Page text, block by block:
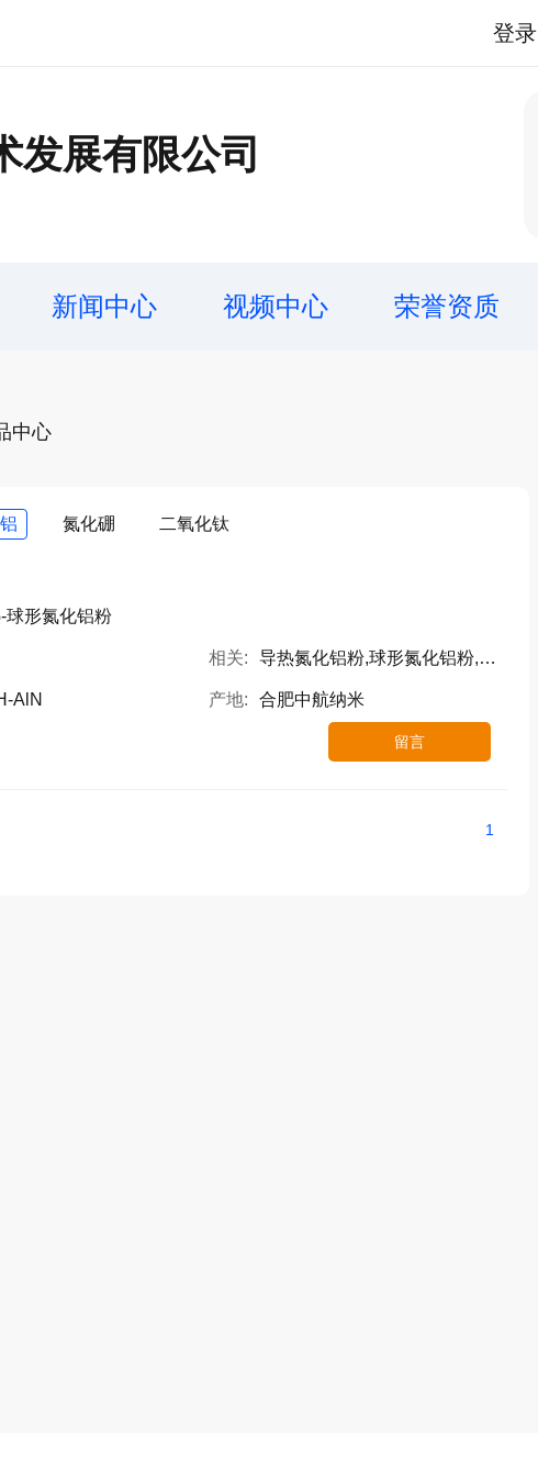
登录
发展有限公司
新闻中心 视频中心 荣誉资质
中心
氮化硼 二氧化钛
球形氮化铝粉
相关: 导热氮化铝粉,球形氮化铝粉,导热球形氮化铝粉
AlN 产地: 合肥中航纳米
留言
1